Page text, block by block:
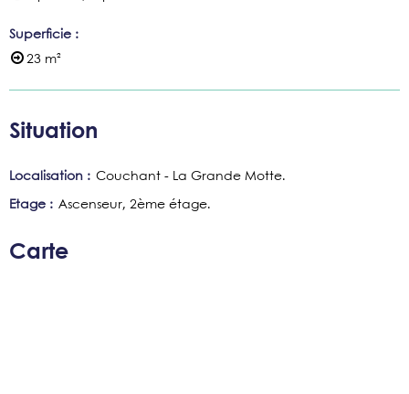
Superficie :
23 m²
Situation
Localisation : Couchant - La Grande Motte
Etage : Ascenseur 2ème étage
Carte